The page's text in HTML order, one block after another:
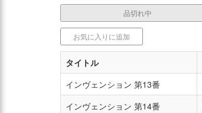
品切れ中
お気に入りに追加
タイトル
インヴェンション 第13番
インヴェンション 第14番